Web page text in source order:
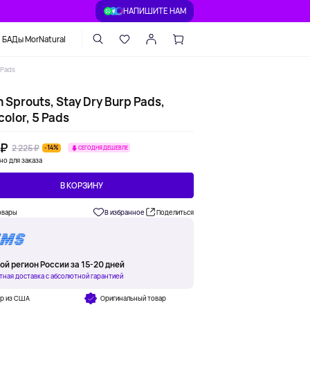
НАПИШИТЕ НАМ
БАДы MorNatural
Sprouts, Stay Dry Burp Pads,
5 Pads
2 225 ₽ -14% СЕГОДНЯ ДЕШЕВЛЕ
для заказа
В КОРЗИНУ
В избранное Поделиться
регион России за 15-20 дней
доставка с абсолютной гарантией
из США Оригинальный товар